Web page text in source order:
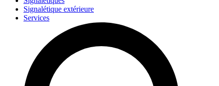
Signalétique extérieure
Services